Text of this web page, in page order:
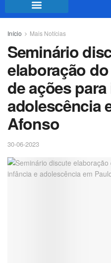
Início Mais Notícias
Seminário
elaboração
de ações
adolescência
Afonso
30-06-2023